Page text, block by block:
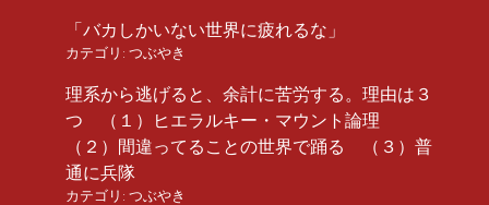
「バカしかいない世界に疲れるな」
カテゴリ: つぶやき
理系から逃げると、余計に苦労する。理由は３
つ （１）ヒエラルキー・マウント論理
（２）間違ってることの世界で踊る （３）普
通に兵隊
カテゴリ: つぶやき